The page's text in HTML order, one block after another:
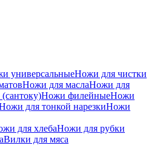
универсальныеНожи для чистки
Ножи для маслаНожи для
Ножи филейныеНожи
для тонкой нарезкиНожи
для хлебаНожи для рубки
Вилки для мяса